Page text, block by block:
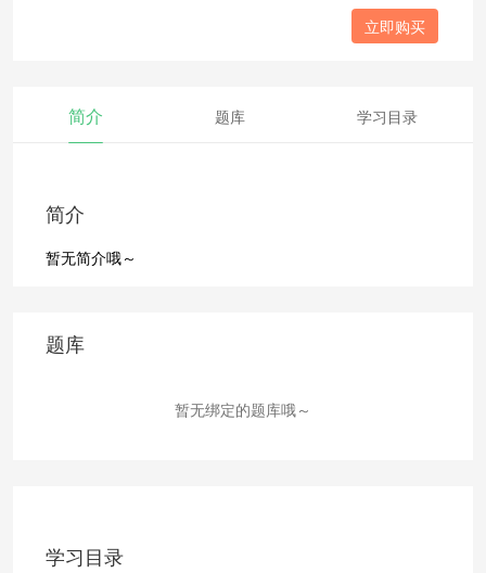
立即购买
简介 题库 学习目录
简介
暂无简介哦～
题库
暂无绑定的题库哦～
学习目录